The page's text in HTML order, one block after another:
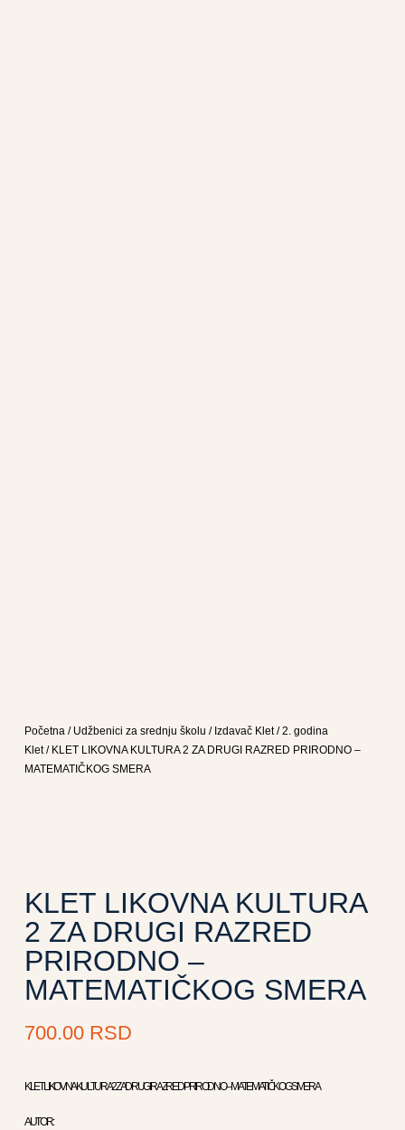
Početna/ Udžbenici za srednju školu / Izdavač Klet/2. godina
Klet/ KLET LIKOVNA KULTURA 2 ZA DRUGI RAZRED PRIRODNO –
MATEMATIČKOG SMERA
KLET LIKOVNA KULTURA
2 ZA DRUGI RAZRED
PRIRODNO –
MATEMATIČKOG SMERA
700.00 RSD
KLET LIKOVNA KULTURA 2 ZA DRUGI RAZRED PRIRODNO – MATEMATIČKOG SMERA
AUTOR :